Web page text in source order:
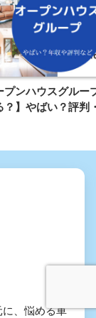
プンハウスグルー
？】やばい？評判
、悩める車